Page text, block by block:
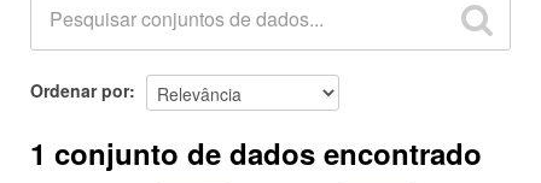
GRUPOS
SOBRE
Ordenar por
1 conjunto de dados encontrado